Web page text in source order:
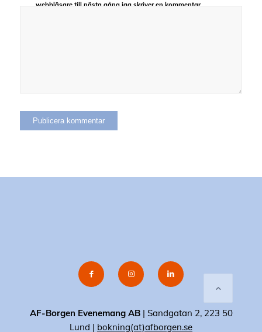
webbläsare till nästa gång jag skriver en kommentar.
AF-Borgen Evenemang AB| Sandgatan 2, 223 50
Lund | bokning(at)afborgen.se